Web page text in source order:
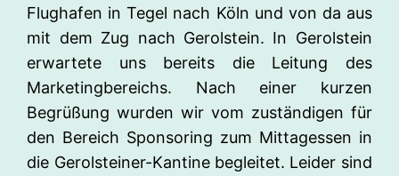
Flughafen in Tegel nach Köln und von da aus
mit dem Zug nach Gerolstein. In Gerolstein
erwartete uns bereits die Leitung des
Marketingbereichs. Nach einer kurzen
Begrüßung wurden wir vom zuständigen für
den Bereich Sponsoring zum Mittagessen in
die Gerolsteiner-Kantine begleitet. Leider sind